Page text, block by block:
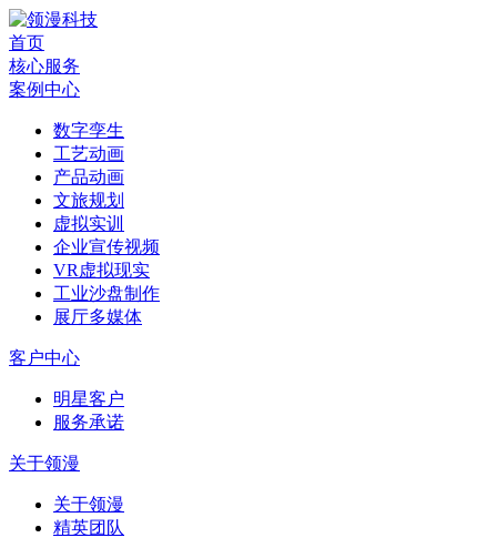
首页
核心服务
案例中心
数字孪生
工艺动画
产品动画
文旅规划
虚拟实训
企业宣传视频
VR虚拟现实
工业沙盘制作
展厅多媒体
客户中心
明星客户
服务承诺
关于领漫
关于领漫
精英团队